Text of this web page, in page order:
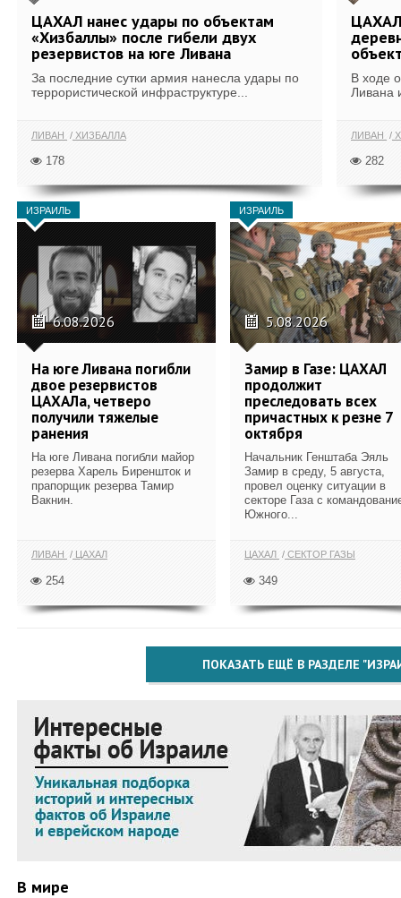
ЦАХАЛ нанес удары по объектам
«Хизбаллы» после гибели двух
резервистов на юге Ливана
За последние сутки армия нанесла удары по
террористической инфраструктуре...
ЛИВАН ХИЗБАЛЛА
178
В ходе
Ливана
ЛИВАН
282
ИЗРАИЛЬ
6.08.2026
На юге Ливана погибли
двое резервистов
ЦАХАЛа, четверо
получили тяжелые
ранения
На юге Ливана погибли майор
резерва Харель Биреншток и
прапорщик резерва Тамир
Вакнин.
ЛИВАН ЦАХАЛ
254
ИЗРАИЛЬ
5.08.2026
Замир в Газе: ЦАХАЛ
продолжит
преследовать всех
причастных к резне 7
октября
Начальник Генштаба Эяль
Замир в среду, 5 августа,
провел оценку ситуации в
секторе Газа с
Южного...
ЦАХАЛ СЕКТОР ГАЗЫ
349
ПОКАЗАТЬ ЕЩЁ В РАЗДЕЛЕ
В мире